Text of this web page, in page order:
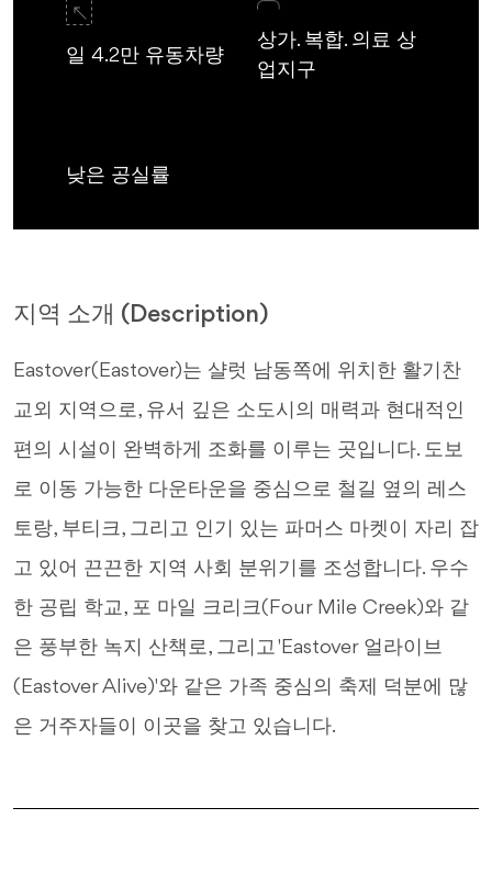
일 4.2만 유동차량
상가. 복합. 의료 상
업지구
낮은 공실률
지역 소개 (Description)
Eastover(Eastover)는 샬럿 남동쪽에 위치한 활기찬
교외 지역으로, 유서 깊은 소도시의 매력과 현대적인
편의 시설이 완벽하게 조화를 이루는 곳입니다. 도보
로 이동 가능한 다운타운을 중심으로 철길 옆의 레스
토랑, 부티크, 그리고 인기 있는 파머스 마켓이 자리 잡
고 있어 끈끈한 지역 사회 분위기를 조성합니다. 우수
한 공립 학교, 포 마일 크리크(Four Mile Creek)와 같
은 풍부한 녹지 산책로, 그리고 'Eastover 얼라이브
(Eastover Alive)'와 같은 가족 중심의 축제 덕분에 많
은 거주자들이 이곳을 찾고 있습니다.